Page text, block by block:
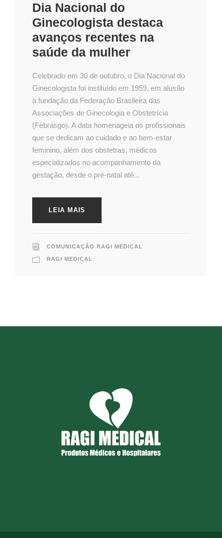
Dia Nacional do
Ginecologista destaca
avanços recentes na
saúde da mulher
Celebrado em 30 de outubro, o Dia Nacional do
Ginecologista foi instituído em 1959, em alusão
à fundação da Federação Brasileira das
Associações de Ginecologia e Obstetrícia
(Febrasgo). A data homenageia os profissionais
que se dedicam ao cuidado e ao bem-estar
feminino, além dos obstetras, médicos
especializados no acompanhamento da
gestação, desde o pré-natal até...
LEIA MAIS
COMUNICAÇÃO RAGI MEDICAL
RAGI MEDICAL